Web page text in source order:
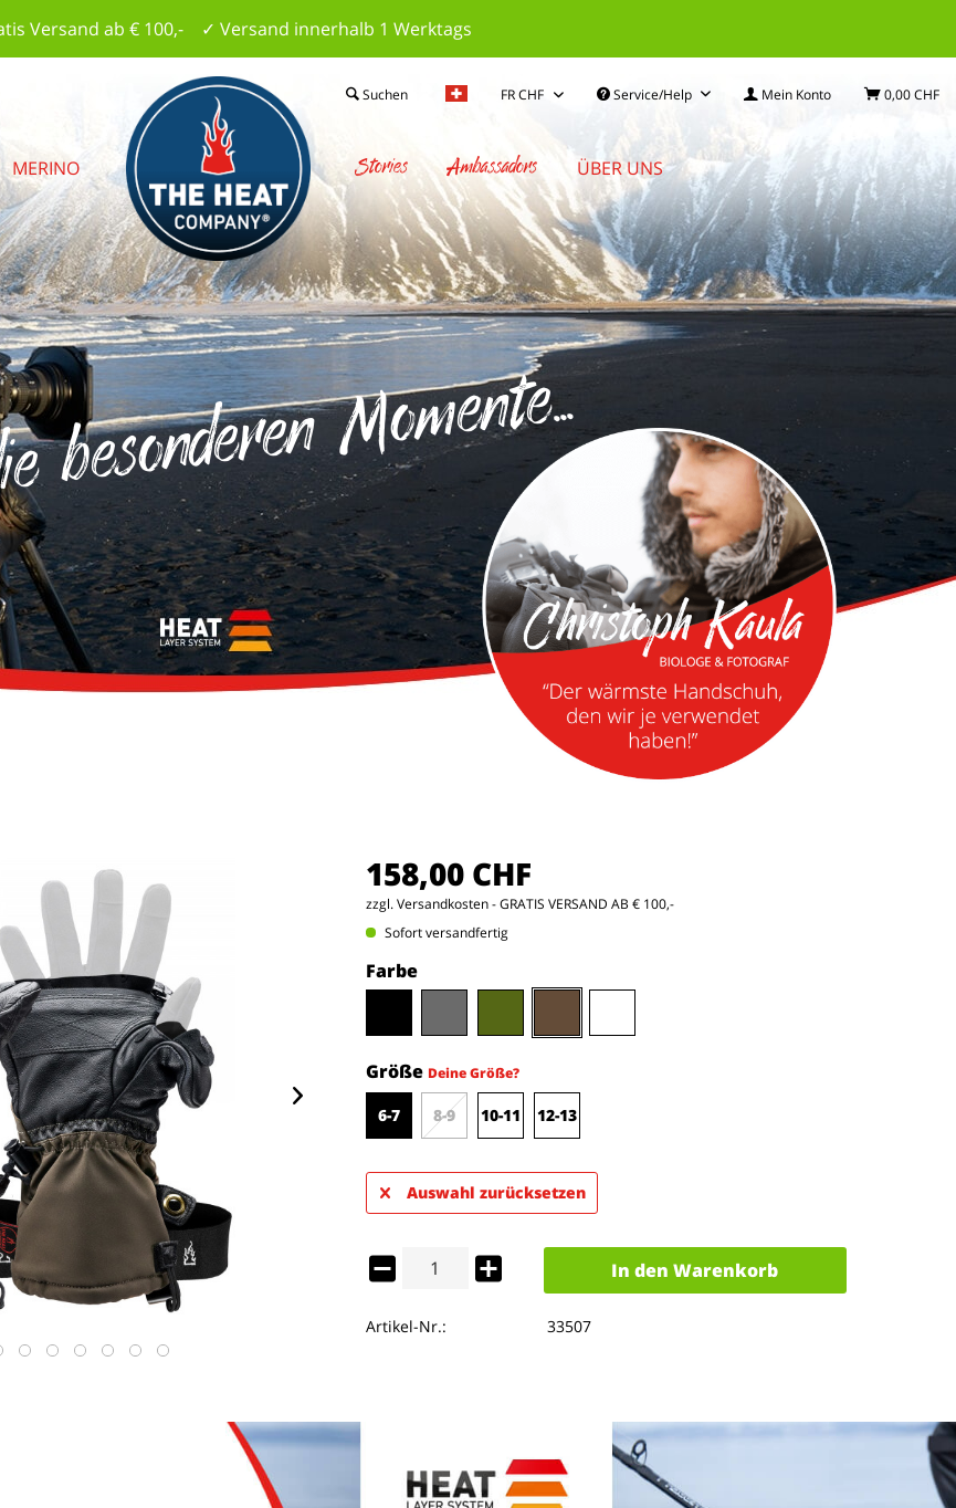
Versand ab € 100,- ✓ Versand innerhalb 1 Werktags
Momente...
Service/Help Mein Konto 0,00 CHF
Suchen
MERINO Stories Ambassadors ÜBER UNS
158,00 CHF
zzgl. Versandkosten- GRATIS VERSAND AB € 100,-
Sofort versandfertig
Farbe
Größe Deine Größe?
6-7 8-9 10-11 12-13
Auswahl zurücksetzen
In den Warenkorb
Artikel-Nr.: 33507